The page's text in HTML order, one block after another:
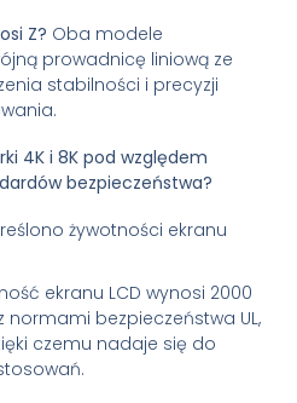
Z? Oba modele
prowadnicę liniową ze
stabilności i precyzji
4K i 8K pod względem
bezpieczeństwa?
żywotności ekranu
ekranu LCD wynosi 2000
bezpieczeństwa UL,
czemu nadaje się do